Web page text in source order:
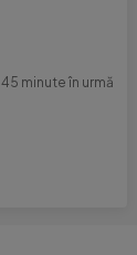
45 minute în urmă